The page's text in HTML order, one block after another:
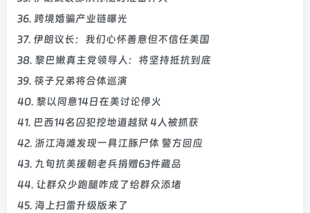
36. 跨境婚骗产业链曝光
37. 伊朗议长：我们心怀善意但不信任美国
38. 黎巴嫩真主党领导人：将坚持抵抗到底
39. 筷子兄弟将合体巡演
40. 黎以同意14日在美讨论停火
41. 巴西14名囚犯挖地道越狱 4人被抓获
42. 浙江海滩发现一具江豚尸体 警方回应
43. 九旬抗美援朝老兵捐赠63件藏品
44. 让群众少跑腿咋成了给群众添堵
45. 海上扫雷升级版来了